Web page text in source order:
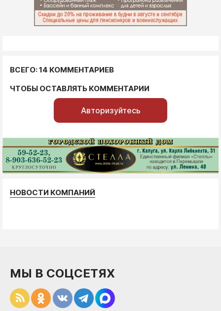
ВСЕГО: 14 КОММЕНТАРИЕВ
ЧТОБЫ ОСТАВЛЯТЬ КОММЕНТАРИИ
Авторизуйтесь
НОВОСТИ КОМПАНИЙ
МЫ В СОЦСЕТЯХ